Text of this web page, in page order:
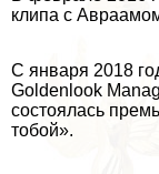
клипа с
С января 2018
Goldenlook
состоялась
тобой».